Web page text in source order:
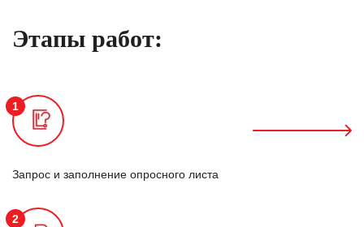
Этапы работ:
1
Запрос и заполнение опросного листа
2